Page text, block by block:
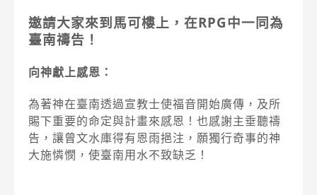
邀請大家來到馬可樓上，在RPG中一同為
臺南禱告！
向神獻上感恩：
為著神在臺南透過宣教士使福音開始廣傳，及所
賜下重要的命定與計畫來感恩！也感謝主垂聽禱
告，讓曾文水庫得有恩雨挹注，願獨行奇事的神
大施憐憫，使臺南用水不致缺乏！